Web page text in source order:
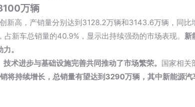
万辆
新高，产销量分别达到3128.2万辆和3143.6万辆，同
新车总销量的40.9%，显示出持续强劲的市场表现。 新
。
术进步与基础设施完善共同推动了市场繁荣。 国家相关
将持续增长，总销量有望达到3290万辆，其中新能源汽